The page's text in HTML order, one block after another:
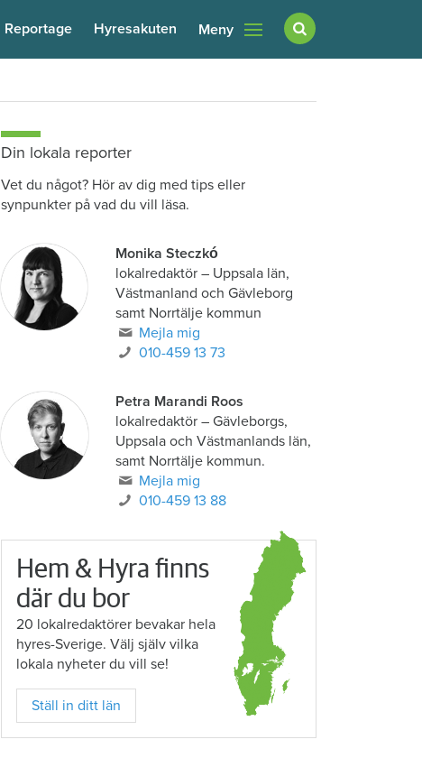
Reportage Hyresakuten Meny
Din lokala reporter
Vet du något? Hör av dig med tips eller
synpunkter på vad du vill läsa.
Monika Steczkó
lokalredaktör– Uppsala län,
Västmanland och Gävleborg
samt Norrtälje kommun
Mejla mig
010-459 13 73
Petra Marandi Roos
lokalredaktör – Gävleborgs,
Uppsala och Västmanlands län,
samt Norrtälje kommun.
Mejla mig
010-459 13 88
Hem & Hyra finns
där du bor
20 lokalredaktörer bevakar hela
hyres-Sverige. Välj själv vilka
lokala nyheter du vill se!
Ställ in ditt län